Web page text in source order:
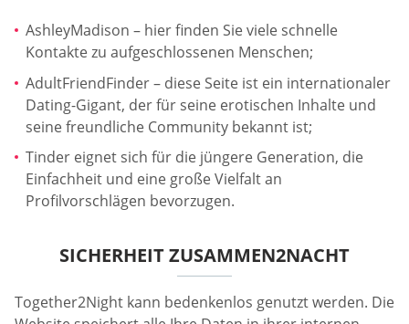
AshleyMadison – hier finden Sie viele schnelle
Kontakte zu aufgeschlossenen Menschen;
AdultFriendFinder – diese Seite ist ein internationaler
Dating-Gigant, der für seine erotischen Inhalte und
seine freundliche Community bekannt ist;
Tinder eignet sich für die jüngere Generation, die
Einfachheit und eine große Vielfalt an
Profilvorschlägen bevorzugen.
SICHERHEIT ZUSAMMEN2NACHT
Together2Night kann bedenkenlos genutzt werden. Die